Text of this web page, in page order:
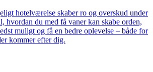
hotelværelse skaber ro og overskud under
hvordan du med få vaner kan skabe orden,
muligt og få en bedre oplevelse – både for
kommer efter dig.